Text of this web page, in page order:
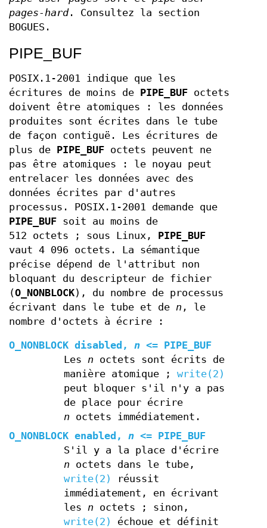
pages-hard. Consultez la section
BOGUES.
PIPE_BUF
POSIX.1-2001 indique que les
écritures de moins de PIPE_BUF octets
doivent être atomiques : les données
produites sont écrites dans le tube
de façon contiguë. Les écritures de
plus de PIPE_BUF octets peuvent ne
pas être atomiques : le noyau peut
entrelacer les données avec des
données écrites par d'autres
processus. POSIX.1-2001 demande que
PIPE_BUF soit au moins de
512 octets ; sous Linux, PIPE_BUF
vaut 4 096 octets. La sémantique
précise dépend de l'attribut non
bloquant du descripteur de fichier
(O_NONBLOCK), du nombre de processus
écrivant dans le tube et de n , le
nombre d'octets à écrire :
O_NONBLOCK disabled, n <= PIPE_BUF
Les n octets sont écrits de
manière atomique ; write(2)
peut bloquer s'il n'y a pas
de place pour écrire
n octets immédiatement.
O_NONBLOCK enabled, n <= PIPE_BUF
S'il y a la place d'écrire
n octets dans le tube,
write(2)
réussit
immédiatement, en écrivant
les n octets ; sinon,
write(2)
échoue et définit